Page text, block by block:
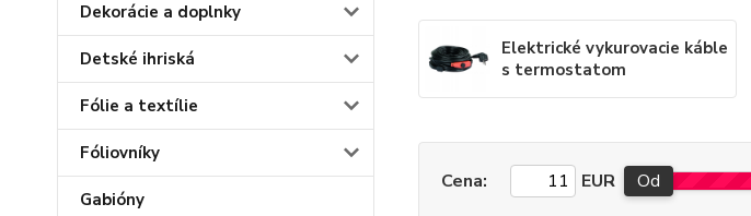
Dekorácie a doplnky
Detské ihriská
Fólie a textílie
Fóliovníky
Gabióny
Elektrické vykurovacie káble
s termostatom
Cena: EUR Od